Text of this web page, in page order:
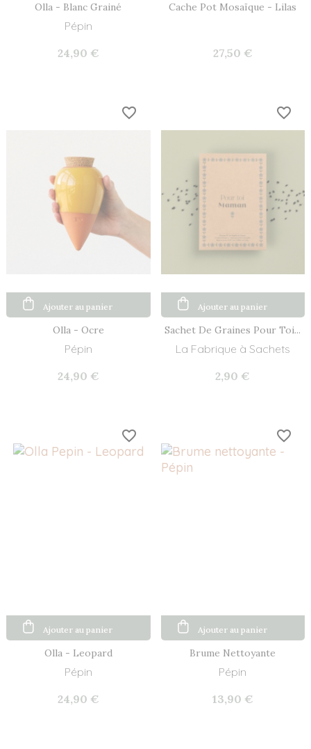
Olla - Blanc Grainé
Pépin
24,90 €
Cache Pot Mosaïque - Lilas
27,50 €
Olla - Ocre
Pépin
24,90 €
Ajouter au panier
favorite_border
Sachet De Graines Pour Toi...
La Fabrique à Sachets
2,90 €
Ajouter au panier
favorite_border
Olla - Leopard
Pépin
24,90 €
Ajouter au panier
favorite_border
Brume Nettoyante
Pépin
13,90 €
Ajouter au panier
favorite_border